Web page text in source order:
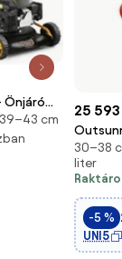
Önjáró
cm
25 593
59L x
Aosom
30–38
liter
-5 %
UNI5